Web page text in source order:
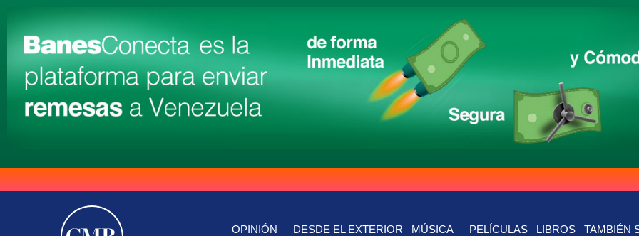
OPINIÓN DESDE EL EXTERIOR MÚSICA PELÍCULAS LIBROS TAMBIÉN